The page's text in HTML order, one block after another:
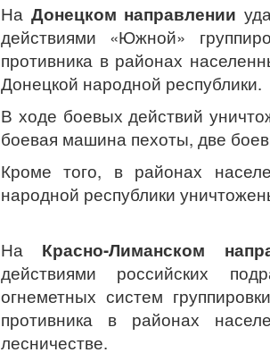
На Донецком направлении
действиями «Южной»
противника в районах
Донецкой народной республики.
В ходе боевых действий
боевая машина пехоты, две
Кроме того, в районах
народной республики
На Красно-Лиманском
действиями российских
огнеметных систем
противника в районах
лесничестве.